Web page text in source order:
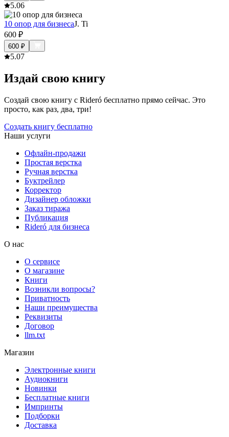
5.06
10 опор для бизнесаJ. Ti
600 ₽
600 ₽
5.07
Издай свою книгу
Создай свою книгу с Rideró бесплатно прямо сейчас. Это
просто, как раз, два, три!
Создать книгу бесплатно
Наши услуги
Офлайн-продажи
Простая верстка
Ручная верстка
Буктрейлер
Корректор
Дизайнер обложки
Заказ тиража
Публикация
Rideró для бизнеса
О нас
О сервисе
О магазине
Книги
Возникли вопросы?
Приватность
Наши преимущества
Реквизиты
Договор
llm.txt
Магазин
Электронные книги
Аудиокниги
Новинки
Бесплатные книги
Импринты
Подборки
Доставка